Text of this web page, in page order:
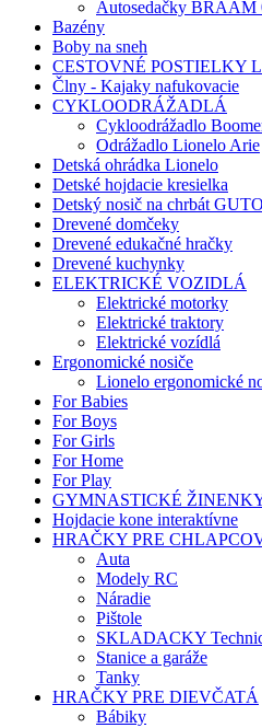
Autosedačky BRAAM
Bazény
Boby na sneh
CESTOVNÉ POSTIELKY
Člny - Kajaky nafukovacie
CYKLOODRÁŽADLÁ
Cykloodrážadlo
Odrážadlo Lionelo Arie
Detská ohrádka Lionelo
Detské hojdacie kresielka
Detský nosič na chrbát GUTO
Drevené domčeky
Drevené edukačné hračky
Drevené kuchynky
ELEKTRICKÉ VOZIDLÁ
Elektrické motorky
Elektrické traktory
Elektrické vozídlá
Ergonomické nosiče
Lionelo ergonomické
For Babies
For Boys
For Girls
For Home
For Play
GYMNASTICKÉ
Hojdacie kone interaktívne
HRAČKY PRE
Auta
Modely RC
Náradie
Pištole
SKLADACKY
Stanice a garáže
Tanky
HRAČKY PRE DIEVČATÁ
Bábiky